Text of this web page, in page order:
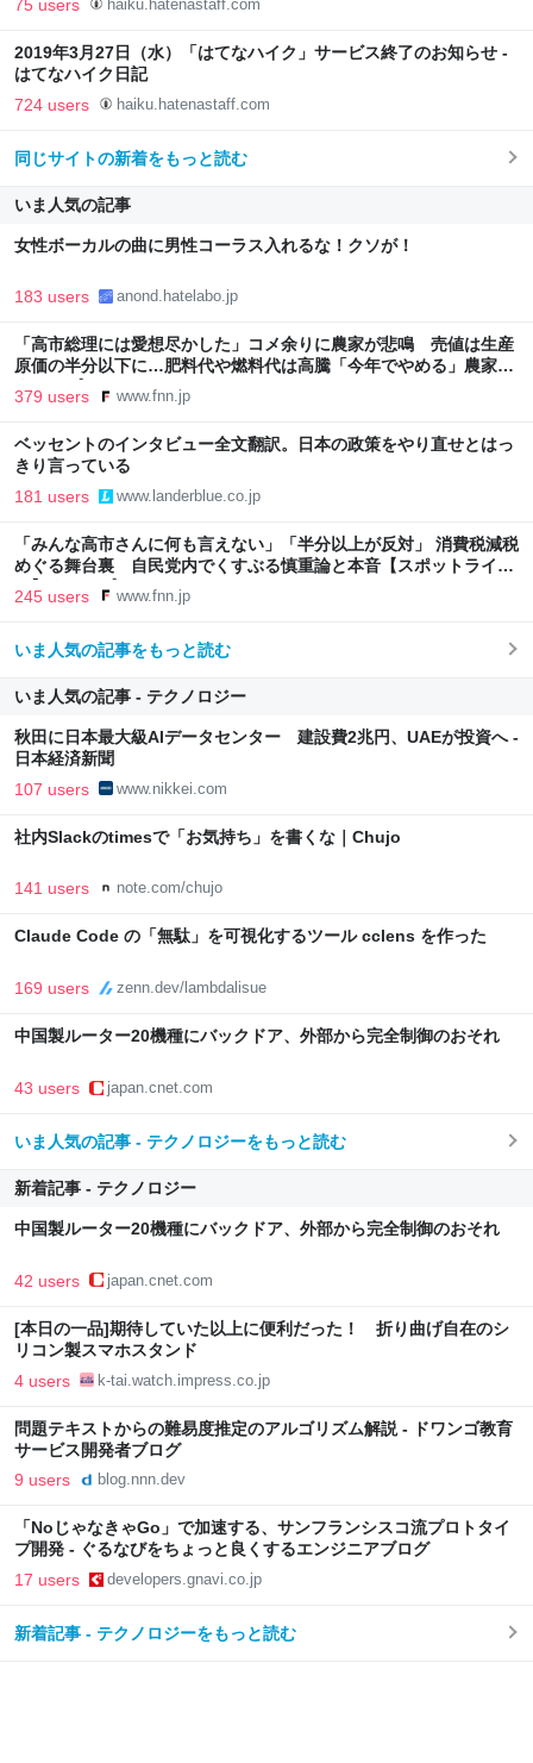
75 users haiku.hatenastaff.com
2019年3月27日（水）「はてなハイク」サービス終了のお知らせ -
はてなハイク日記
724 users haiku.hatenastaff.com
同じサイトの新着をもっと読む
いま人気の記事
女性ボーカルの曲に男性コーラス入れるな！クソが！
183 users anond.hatelabo.jp
「高市総理には愛想尽かした」コメ余りに農家が悲鳴 売値は生産
原価の半分以下に…肥料代や燃料代は高騰「今年でやめる」農家も
｜FNNプライムオンライン
379 users www.fnn.jp
ベッセントのインタビュー全文翻訳。日本の政策をやり直せとはっ
きり言っている
181 users www.landerblue.co.jp
「みんな高市さんに何も言えない」「半分以上が反対」 消費税減税
めぐる舞台裏 自民党内でくすぶる慎重論と本音【スポットライ
ト】｜FNNプライムオンライン
245 users www.fnn.jp
いま人気の記事をもっと読む
いま人気の記事 - テクノロジー
秋田に日本最大級AIデータセンター 建設費2兆円、UAEが投資へ -
日本経済新聞
107 users www.nikkei.com
社内Slackのtimesで「お気持ち」を書くな｜Chujo
141 users note.com/chujo
Claude Code の「無駄」を可視化するツール cclens を作った
169 users zenn.dev/lambdalisue
中国製ルーター20機種にバックドア、外部から完全制御のおそれ
43 users japan.cnet.com
いま人気の記事 - テクノロジーをもっと読む
新着記事 - テクノロジー
中国製ルーター20機種にバックドア、外部から完全制御のおそれ
42 users japan.cnet.com
[本日の一品]期待していた以上に便利だった！ 折り曲げ自在のシ
リコン製スマホスタンド
4 users k-tai.watch.impress.co.jp
問題テキストからの難易度推定のアルゴリズム解説 - ドワンゴ教育
サービス開発者ブログ
9 users blog.nnn.dev
「NoじゃなきゃGo」で加速する、サンフランシスコ流プロトタイ
プ開発 - ぐるなびをちょっと良くするエンジニアブログ
17 users developers.gnavi.co.jp
新着記事 - テクノロジーをもっと読む